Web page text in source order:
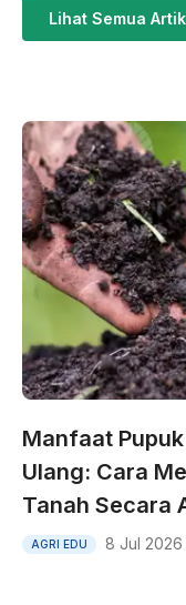
Lihat Semua
Manfaat
Ulang: Cara
Tanah Secara
AGRI EDU 8 Jul 2026